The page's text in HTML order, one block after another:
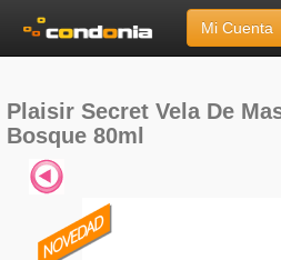
Mi Cuenta
Plaisir Secret»Vela De
Plaisir Secret Vela De
Bosque 80ml